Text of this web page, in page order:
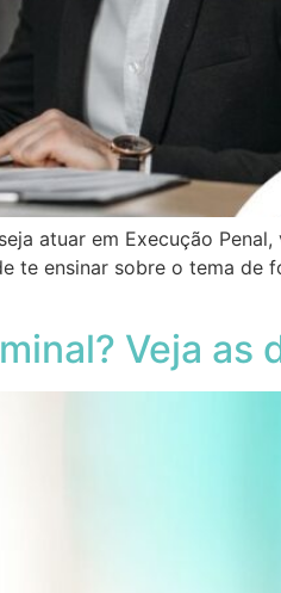
atuar em Execução
te ensinar sobre o tema de
Veja as